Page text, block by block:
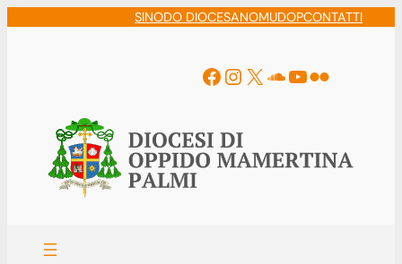
SINODO DIOCESANOMUDOPCONTATTI
Facebook
Instagram
X Soundcloud
YouTube
Flickr